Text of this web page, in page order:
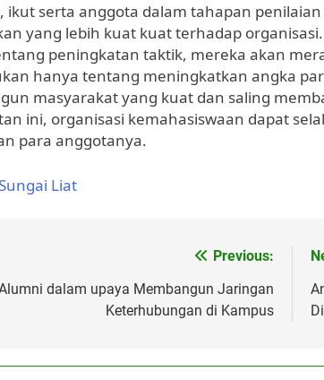
ikut serta anggota dalam tahapan
yang lebih kuat kuat terhadap
peningkatan taktik, mereka akan
hanya tentang meningkatkan angka
masyarakat yang kuat dan saling
ini, organisasi kemahasiswaan dapat
para anggotanya.
Liat
Previous:
dalam upaya Membangun Jaringan
Keterhubungan di Kampus